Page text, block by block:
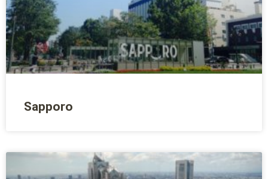
Sapporo